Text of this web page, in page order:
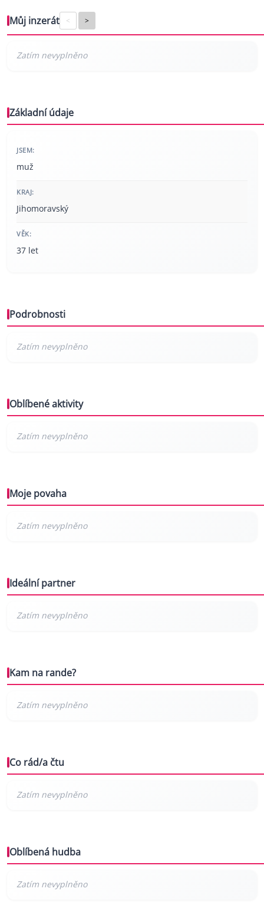
Můj inzerát < >
Základní údaje
JSEM:
muž
KRAJ:
Jihomoravský
VĚK:
37 let
Podrobnosti
Oblíbené aktivity
Moje povaha
Ideální partner
Kam na rande?
Co rád/a čtu
Oblíbená hudba